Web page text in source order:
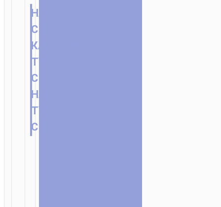
НАБОР
С
КАБЕЛЕМ
TYPE-
C
НА
TYPE-
C